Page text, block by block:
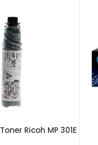
Toner Ricoh MP 301E